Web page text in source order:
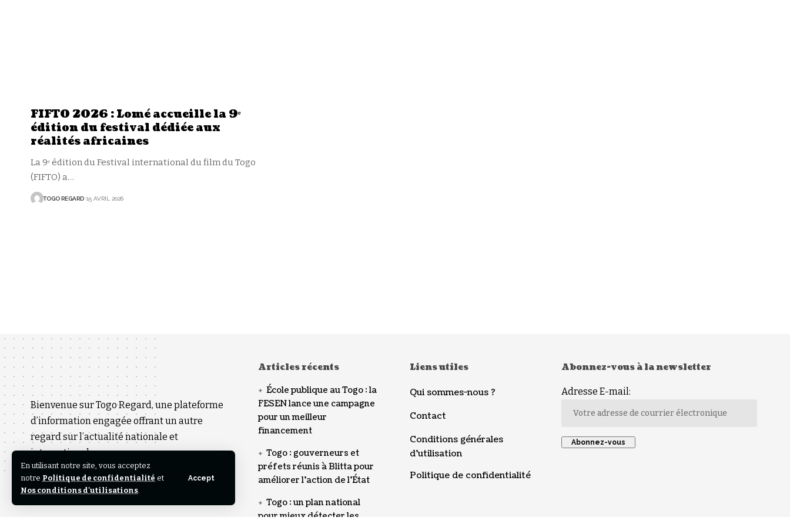
En utilisant notre site, vous acceptez
notre Politique de confidentialité et
Nos conditions d'utilisations.
Accept
FIFTO 2026 : Lomé accueille la 9ᵉ
édition du festival dédiée aux
réalités africaines
La 9ᵉ édition du Festival international du film du Togo
(FIFTO) a…
TOGO REGARD 15 AVRIL 2026
Bienvenue sur Togo Regard, une plateforme
d’information engagée offrant un autre
regard sur l’actualité nationale et
internationale.
Articles récents
École publique au Togo : la
FESEN lance une campagne
pour un meilleur
financement
Togo : gouverneurs et
préfets réunis à Blitta pour
améliorer l’action de l’État
Togo : un plan national
pour mieux détecter les
Liens utiles
Qui sommes-nous ?
Contact
Conditions générales
d’utilisation
Politique de confidentialité
Abonnez-vous à la newsletter
Adresse E-mail: